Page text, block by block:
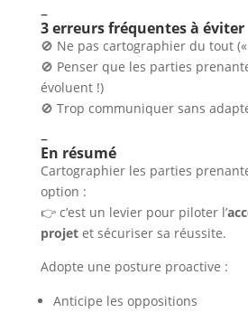
–
3 erreurs fréquentes à éviter
🚫 Ne pas cartographier du tout
🚫 Penser que les parties
évoluent !)
🚫 Trop communiquer sans
–
En résumé
Cartographier les parties
option :
👉 c’est un levier pour piloter l’
projetet sécuriser sa réussite.
Adopte une posture proactive :
Anticipe les oppositions